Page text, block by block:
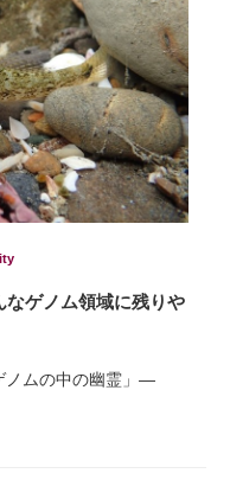
ゲノム領域に残りや
ノムの中の幽霊」―